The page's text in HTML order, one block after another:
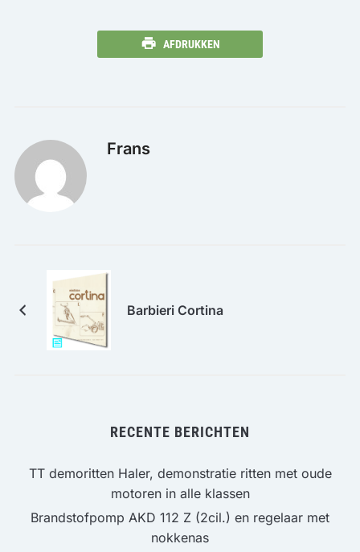
AFDRUKKEN
Frans
Barbieri Cortina
RECENTE BERICHTEN
TT demoritten Haler, demonstratie ritten met oude
motoren in alle klassen
Brandstofpomp AKD 112 Z (2cil.) en regelaar met
nokkenas